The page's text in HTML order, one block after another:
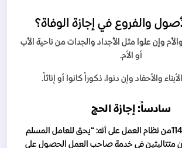
والفروع في إجازة الوفاة؟
وإن علوا مثل الأجداد والجدات من ناحية الأب
أو الأم.
والأحفاد وإن دنوا، ذكوراً كانوا أو إناثاً.
سادساً: إجازة الحج
كما نصت المادة 114من نظام العمل على أنه: “يحق للعامل المسلم
متتاليتين في خدمة صاحب العمل الحصول على